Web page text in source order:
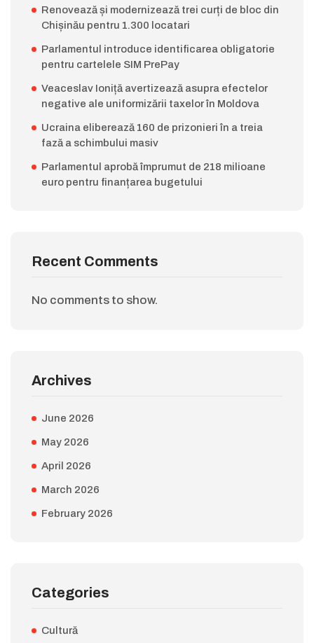
Renovează și modernizează trei curți de bloc din
Chișinău pentru 1.300 locatari
Parlamentul introduce identificarea obligatorie
pentru cartelele SIM PrePay
Veaceslav Ioniță avertizează asupra efectelor
negative ale uniformizării taxelor în Moldova
Ucraina eliberează 160 de prizonieri în a treia
fază a schimbului masiv
Parlamentul aprobă împrumut de 218 milioane
euro pentru finanțarea bugetului
Recent Comments
No comments to show.
Archives
June 2026
May 2026
April 2026
March 2026
February 2026
Categories
Cultură